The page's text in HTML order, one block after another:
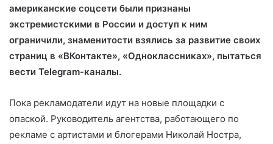
американские соцсети были признаны
экстремистскими в России и доступ к ним
ограничили, знаменитости взялись за развитие своих
страниц в «ВКонтакте», «Одноклассниках», пытаться
вести Telegram-каналы.
Пока рекламодатели идут на новые площадки с
опаской. Руководитель агентства, работающего по
рекламе с артистами и блогерами Николай Ностра,